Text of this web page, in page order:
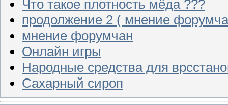
Что такое плотность мёда ???
продолжение 2 ( мнение
мнение форумчан
Онлайн игры
Народные средства для
Сахарный сироп